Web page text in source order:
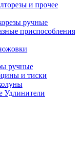
и прочее
ручные
приспособления
ручные
и тиски
Удлинители